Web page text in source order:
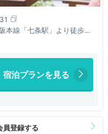
本線「七条駅」より徒歩約
宿泊プランを見る